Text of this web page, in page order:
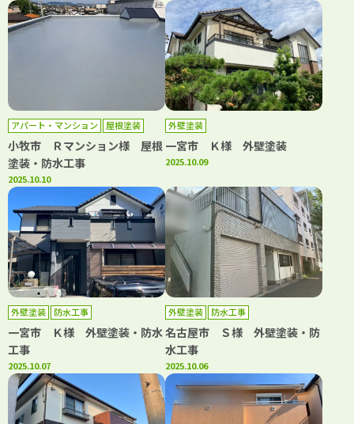
アパート・マンション
屋根塗装
防水工事
小牧市 Ｒマンション様 屋根
塗装・防水工事
2025.10.10
外壁塗装
一宮市 Ｋ様 外壁塗装
2025.10.09
外壁塗装 防水工事
一宮市 Ｋ様 外壁塗装・防水
工事
2025.10.07
外壁塗装 防水工事
名古屋市 Ｓ様 外壁塗装・防
水工事
2025.10.06